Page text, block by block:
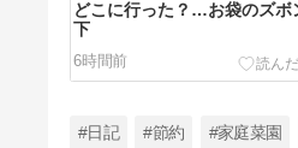
どこに行った？…お袋のズボ
下
6時間前
#日記 #節約 #家庭菜園